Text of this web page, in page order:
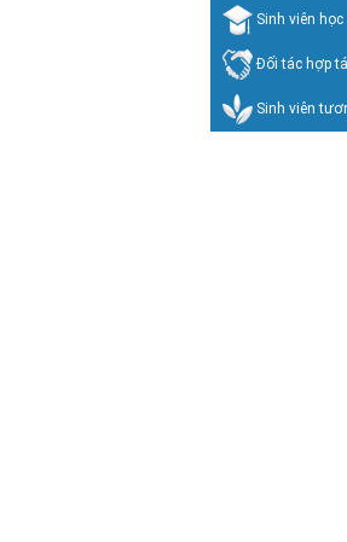
Sinh viên học
Đối tác hợp
Sinh viên